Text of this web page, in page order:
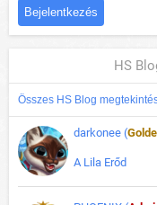
HS
Összes HS Blog
darkonee (
A Lila Erőd